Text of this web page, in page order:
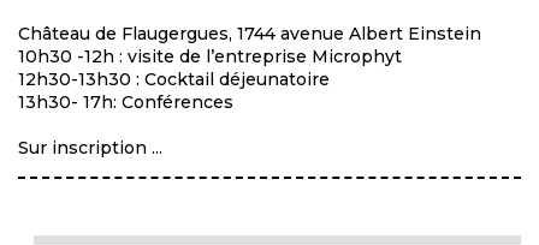
Château de Flaugergues, 1744 avenue Albert Einstein
10h30 -12h : visite de l’entreprise Microphyt
12h30-13h30 : Cocktail déjeunatoire
13h30- 17h: Conférences
Sur inscription ...